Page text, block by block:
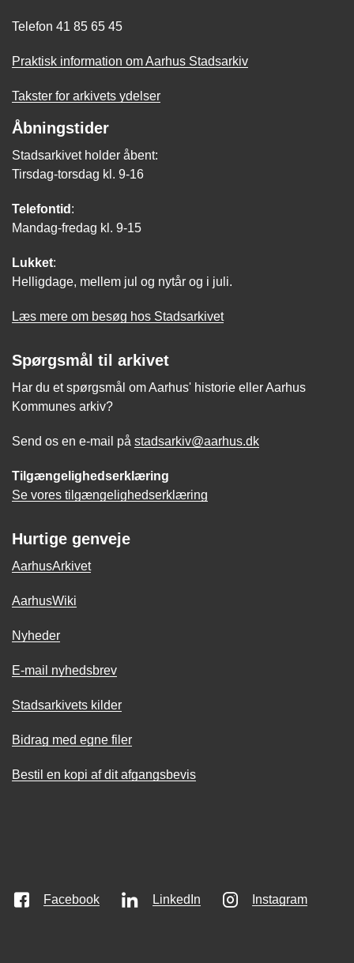
Telefon 41 85 65 45
Praktisk information om Aarhus Stadsarkiv
Takster for arkivets ydelser
Åbningstider
Stadsarkivet holder åbent:
Tirsdag-torsdag kl. 9-16
Telefontid :
Mandag-fredag kl. 9-15
Lukket:
Helligdage, mellem jul og nytår og i juli.
Læs mere om besøg hos Stadsarkivet
Spørgsmål til arkivet
Har du et spørgsmål om Aarhus' historie eller Aarhus
Kommunes arkiv?
Send os en e-mail på stadsarkiv@aarhus.dk
Tilgængelighedserklæring
Se vores tilgængelighedserklæring
Hurtige genveje
AarhusArkivet
AarhusWiki
Nyheder
E-mail nyhedsbrev
Stadsarkivets kilder
Bidrag med egne filer
Bestil en kopi af dit afgangsbevis
Facebook LinkedIn Instagram